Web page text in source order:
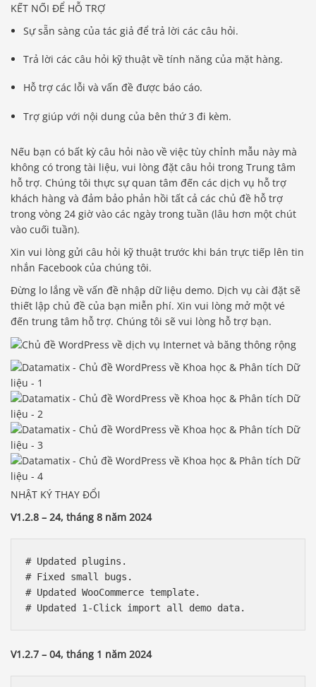
KẾT NỐI ĐỂ HỖ TRỢ
Sự sẵn sàng của tác giả để trả lời các câu hỏi.
Trả lời các câu hỏi kỹ thuật về tính năng của mặt hàng.
Hỗ trợ các lỗi và vấn đề được báo cáo.
Trợ giúp với nội dung của bên thứ 3 đi kèm.
Nếu bạn có bất kỳ câu hỏi nào về việc tùy chỉnh mẫu này mà
không có trong tài liệu, vui lòng đặt câu hỏi trong Trung tâm
hỗ trợ. Chúng tôi thực sự quan tâm đến các dịch vụ hỗ trợ
khách hàng và đảm bảo phản hồi tất cả các chủ đề hỗ trợ
trong vòng 24 giờ vào các ngày trong tuần (lâu hơn một chút
vào cuối tuần).
Xin vui lòng gửi câu hỏi kỹ thuật trước khi bán trực tiếp lên tin
nhắn Facebook của chúng tôi.
Đừng lo lắng về vấn đề nhập dữ liệu demo. Dịch vụ cài đặt sẽ
thiết lập chủ đề của bạn miễn phí. Xin vui lòng mở một vé
đến trung tâm hỗ trợ. Chúng tôi sẽ vui lòng hỗ trợ bạn.
NHẬT KÝ THAY ĐỔI
V1.2.8 – 24, tháng 8 năm 2024
# Updated plugins.
# Fixed small bugs.
# Updated WooCommerce template.
V1.2.7 – 04, tháng 1 năm 2024